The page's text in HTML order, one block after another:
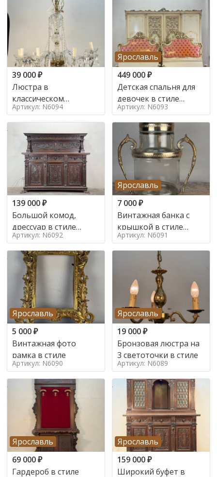
39 000₽
Люстра в
классическом
итальянском стиле на
10 ламп. в стиле
Артикул: N6094
Ярославль
449 000₽
Детская спальня для
девочек в стиле
итальянского барокко
в стиле
Артикул: N6093
139 000₽
Большой комод,
дрессуар в стиле
ренессанс,
Артикул: N6092
Ярославль
7 000₽
Винтажная банка с
крышкой в стиле
Италия,
Артикул: N6091
Ярославль
5 000₽
Винтажная фото
рамка в стиле
Артикул: N6090
Ярославль
19 000₽
Бронзовая люстра на
3 светоточки в стиле
Артикул: N6089
Ярославль
69 000₽
Гардероб в стиле
Ярославль
159 000₽
Широкий буфет в